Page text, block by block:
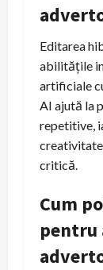
Editarea
abilitățile
artificiale
AI ajută la
repetitive,
critică.
Cum
pentru